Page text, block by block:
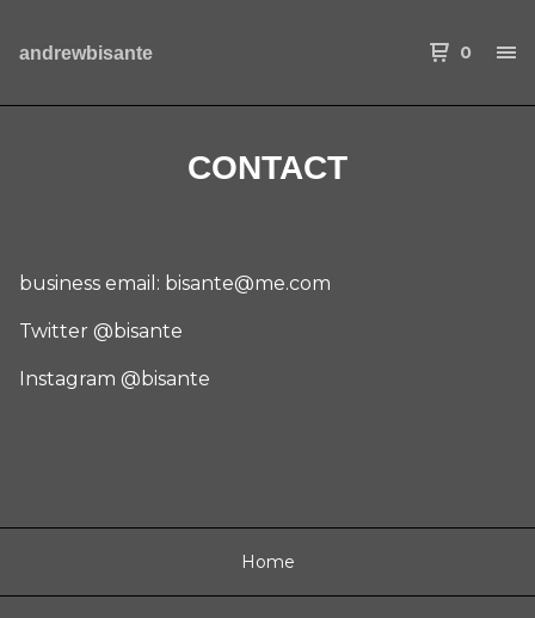
andrewbisante 0
CONTACT
business email: bisante@me.com
Twitter @bisante
Instagram @bisante
Home